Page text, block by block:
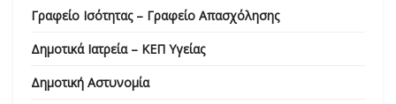
Γραφείο Ισότητας – Γραφείο Απασχόλησης
Δημοτικά Ιατρεία – ΚΕΠ Υγείας
Δημοτική Αστυνομία